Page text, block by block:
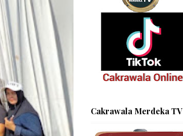
Cakrawala Merdeka TV